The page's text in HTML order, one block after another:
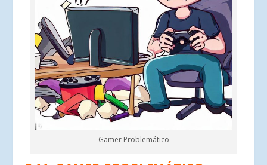
Gamer Problemático